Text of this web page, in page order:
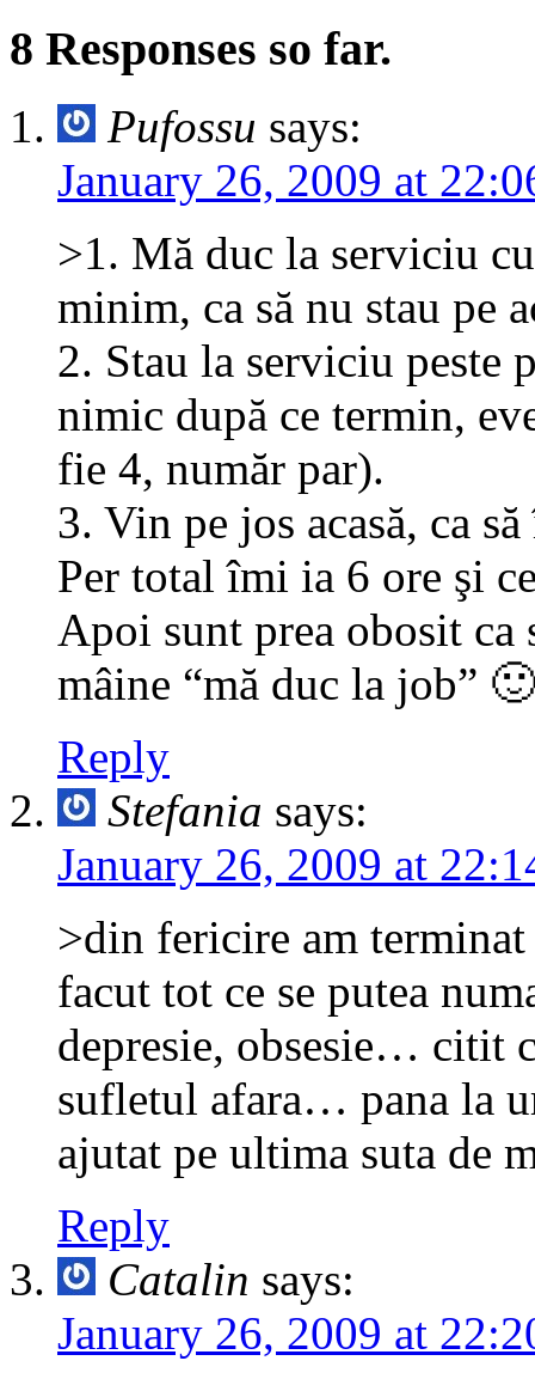
8 Responses so far.
Pufossu says:
January 26, 2009 at
>1. Mă duc la serviciu
minim, ca să nu stau pe
2. Stau la serviciu peste
nimic după ce termin,
fie 4, număr par).
3. Vin pe jos acasă, ca
Per total îmi ia 6 ore şi
Apoi sunt prea obosit ca
mâine “mă duc la job” 🙂
Reply
Stefania says:
January 26, 2009 at
>din fericire am
facut tot ce se putea
depresie, obsesie… citit
sufletul afara… pana la
ajutat pe ultima suta de
Reply
Catalin says:
January 26, 2009 at